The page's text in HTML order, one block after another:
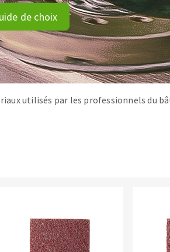
de choix
utilisés par les professionnels du